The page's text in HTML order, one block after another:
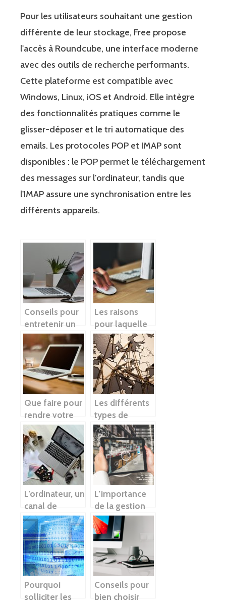
Pour les utilisateurs souhaitant une gestion
différente de leur stockage, Free propose
l'accès à Roundcube, une interface moderne
avec des outils de recherche performants.
Cette plateforme est compatible avec
Windows, Linux, iOS et Android. Elle intègre
des fonctionnalités pratiques comme le
glisser-déposer et le tri automatique des
emails. Les protocoles POP et IMAP sont
disponibles : le POP permet le téléchargement
des messages sur l'ordinateur, tandis que
l'IMAP assure une synchronisation entre les
différents appareils.
Conseils pour
entretenir un
ordinateur
portable
Les raisons
pour laquelle
un ordinateur
plante
Que faire pour
rendre votre
PC plus rapide
?
Les différents
types de
réseaux
informatiques
L’ordinateur, un
canal de
transmission
des arts visuels
L’importance
de la gestion
des stocks en
ligne
Pourquoi
solliciter les
Conseils pour
bien choisir